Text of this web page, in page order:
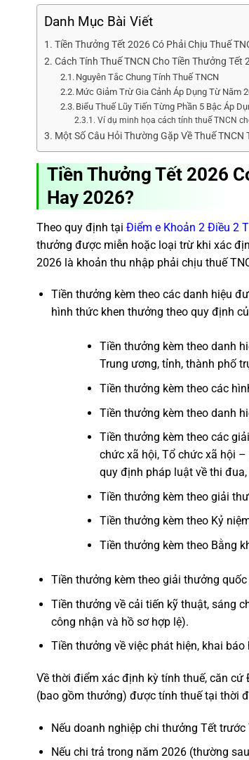
Danh Mục Bài Viết
Tiền Thưởng Tết 2026 Có Phải Chịu Thuế
Cách Tính Thuế TNCN Cho Tiền Thưởng Tết
Nguyên Tắc Chung Tính Thuế TNCN
Mức Giảm Trừ Gia Cảnh Áp Dụng Từ Năm
Biểu Thuế Lũy Tiến Từng Phần 5 Bậc Áp
Ví dụ minh họa cách tính thuế TNCN
Một Số Câu Hỏi Thường Gặp Về Thuế TNCN
Tiền Thưởng Tết 2026
Hay 2026?
Theo quy định tại Điểm e Khoản 2 Điều 2
thưởng được miễn hoặc loại trừ khi xác
2026 là khoản thu nhập phải chịu thuế
Tiền thưởng kèm theo các danh hiệu
hình thức khen thưởng theo quy định
Tiền thưởng kèm theo danh
Trung ương, tỉnh, thành phố
Tiền thưởng kèm theo các
Tiền thưởng kèm theo danh
Tiền thưởng kèm theo các
chức xã hội, Tổ chức xã hội
quy định pháp luật về thi
Tiền thưởng kèm theo giải
Tiền thưởng kèm theo Kỷ
Tiền thưởng kèm theo Bằng
Tiền thưởng kèm theo giải thưởng
Tiền thưởng về cải tiến kỹ thuật, sáng
công nhận và hồ sơ hợp lệ).
Tiền thưởng về việc phát hiện, khai
Về thời điểm xác định kỳ tính thuế, căn
(bao gồm thưởng) được tính thuế tại thời
Nếu doanh nghiệp chi thưởng Tết
Nếu chi trả trong năm 2026 (thường